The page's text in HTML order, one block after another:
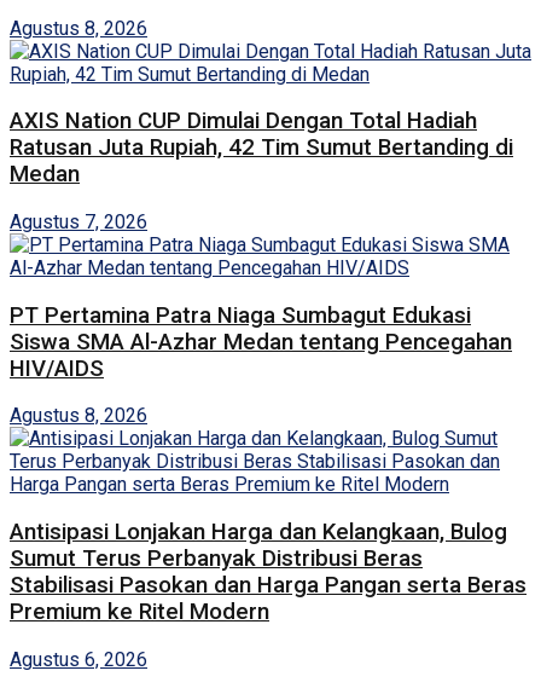
Agustus 8, 2026
AXIS Nation CUP Dimulai Dengan Total Hadiah
Ratusan Juta Rupiah, 42 Tim Sumut Bertanding di
Medan
Agustus 7, 2026
PT Pertamina Patra Niaga Sumbagut Edukasi
Siswa SMA Al-Azhar Medan tentang Pencegahan
HIV/AIDS
Agustus 8, 2026
Antisipasi Lonjakan Harga dan Kelangkaan, Bulog
Sumut Terus Perbanyak Distribusi Beras
Stabilisasi Pasokan dan Harga Pangan serta Beras
Premium ke Ritel Modern
Agustus 6, 2026